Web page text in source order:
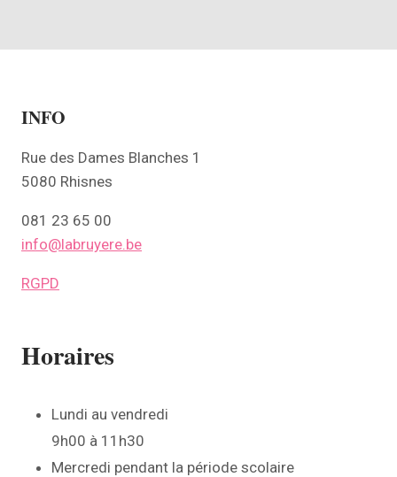
INFO
Rue des Dames Blanches 1
5080 Rhisnes
081 23 65 00
info@labruyere.be
RGPD
Horaires
Lundi au vendredi
9h00 à 11h30
Mercredi pendant la période scolaire